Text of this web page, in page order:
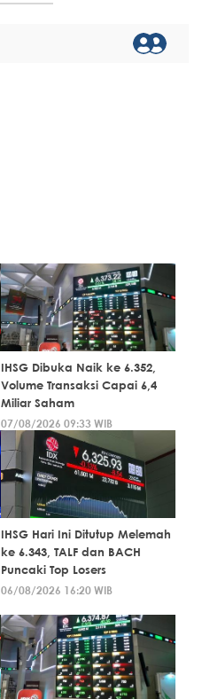
IHSG Dibuka Naik ke 6.352,
Volume Transaksi Capai 6,4
Miliar Saham
07/08/2026 09:33 WIB
IHSG Hari Ini Ditutup Melemah
ke 6.343, TALF dan BACH
Puncaki Top Losers
06/08/2026 16:20 WIB